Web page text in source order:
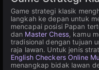
Game strategi klasik
langkah ke depan untuk
mencapai posisi Papan
dan Master Chess, kamu
tradisional dengan tujuan
raja lawan. Untuk jenis
English Checkers Online
menangkap bidak lawan